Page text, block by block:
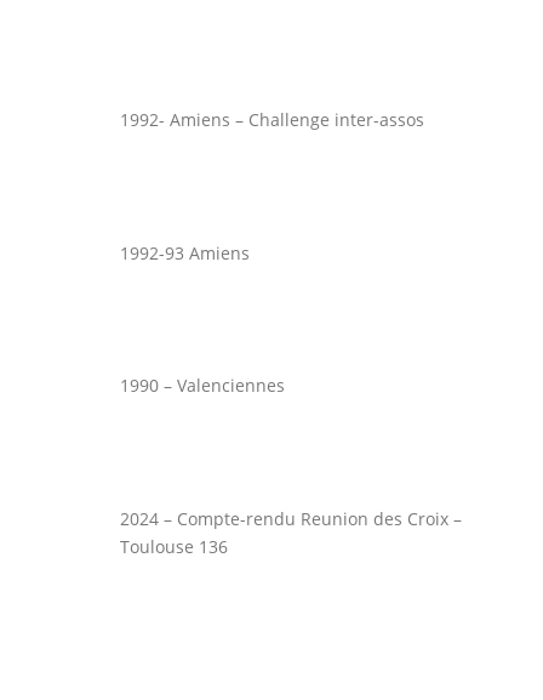
1992- Amiens – Challenge inter-assos
1992-93 Amiens
1990 – Valenciennes
2024 – Compte-rendu Reunion des Croix –
Toulouse 136